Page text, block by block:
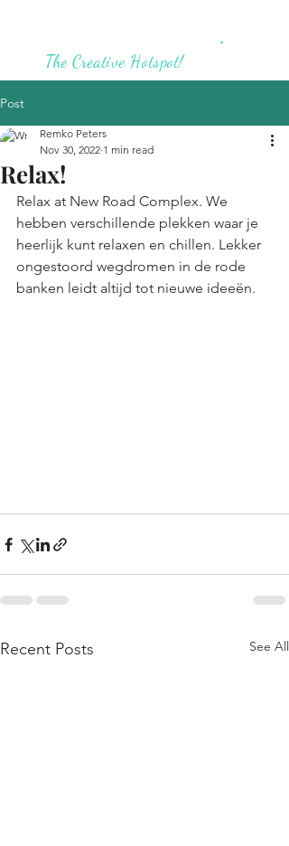
.
The Creative Hotspot!
Post
Relax!
Remko Peters
Nov 30, 2022 1 min read
Relax at New Road Complex. We
hebben verschillende plekken waar je
heerlijk kunt relaxen en chillen. Lekker
ongestoord wegdromen in de rode
banken leidt altijd tot nieuwe ideeën.
Recent Posts See All